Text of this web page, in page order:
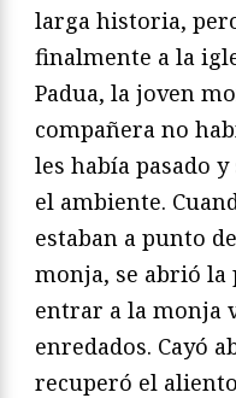
larga historia,
finalmente a la
Padua, la joven
compañera no
les había pasado
el ambiente.
estaban a punto
monja, se abrió
entrar a la monja
enredados. Cayó
recuperó el